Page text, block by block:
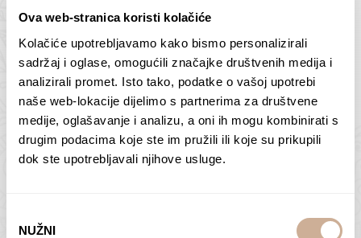
Ova web-stranica koristi kolačiće
Kolačiće upotrebljavamo kako bismo personalizirali
sadržaj i oglase, omogućili značajke društvenih medija i
analizirali promet. Isto tako, podatke o vašoj upotrebi
naše web-lokacije dijelimo s partnerima za društvene
medije, oglašavanje i analizu, a oni ih mogu kombinirati s
drugim podacima koje ste im pružili ili koje su prikupili
dok ste upotrebljavali njihove usluge.
pristanka
NUŽNI
Butan – ljudi 2
75,00€ – 138,00€Raspon
cijena:
od
75,00 €
138,00 €
ODABERI OPCIJE
Antarktika – krajolik
2
75,00€ – 138,00€Raspon
cijena:
od
ODABERI OPCIJE